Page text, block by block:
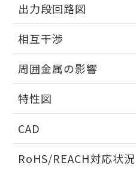
外形図
出力段回路図
出力段回路図
相互干渉
相互干渉
周囲金属の影響
周囲金属の影響
特性図
検出物体の大きさと材質によ
CAD
ドすることができます。
RoHS/REACH対応状況
※当社の共同利
の共同利用に関
指します。
EU RoHS指令（10物
51物質の非含有証明
※本証明書は発行日時
るもので、過去に遡
また、RoHS指令の
物質の対応では、対
荷製品に未対応品が混
り、2022年1月12日
す。